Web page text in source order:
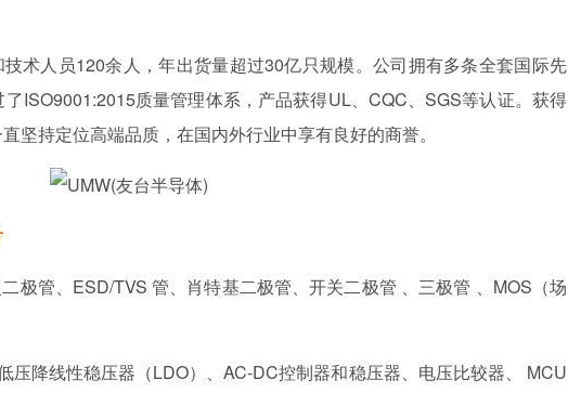
术人员120余人，年出货量超过30亿只规模。公司拥有多条全套国际先
ISO9001:2015质量管理体系，产品获得UL、CQC、SGS等认证。获得
坚持定位高端品质，在国内外行业中享有良好的商誉。
极管、ESD/TVS 管、肖特基二极管、开关二极管 、三极管 、MOS（场
压降线性稳压器（LDO）、AC-DC控制器和稳压器、电压比较器、 MCU